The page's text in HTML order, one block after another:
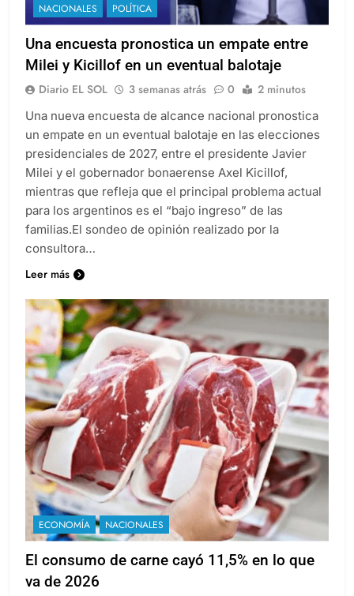
NACIONALES POLÍTICA
Una encuesta pronostica un empate entre
Milei y Kicillof en un eventual balotaje
Diario EL SOL 3 semanas atrás 0 2 minutos
Una nueva encuesta de alcance nacional pronostica
un empate en un eventual balotaje en las elecciones
presidenciales de 2027, entre el presidente Javier
Milei y el gobernador bonaerense Axel Kicillof,
mientras que refleja que el principal problema actual
para los argentinos es el “bajo ingreso” de las
familias.El sondeo de opinión realizado por la
consultora…
Leer más
ECONOMÍA NACIONALES
El consumo de carne cayó 11,5% en lo que
va de 2026